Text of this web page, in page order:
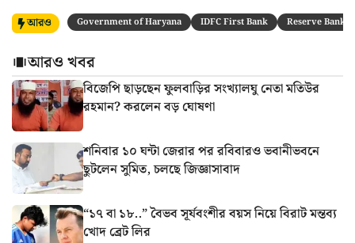
আরও Government of Haryana IDFC First Bank Reserve Bank
আরও খবর
বিজেপি ছাড়ছেন ফুলবাড়ির সংখ্যালঘু নেতা মতিউর
রহমান? করলেন বড় ঘোষণা
শনিবার ১০ ঘন্টা জেরার পর রবিবারও ভবানীভবনে
ছুটলেন সুমিত, চলছে জিজ্ঞাসাবাদ
“১৭ বা ১৮..” বৈভব সূর্যবংশীর বয়স নিয়ে বিরাট মন্তব্য
খোদ ব্রেট লির